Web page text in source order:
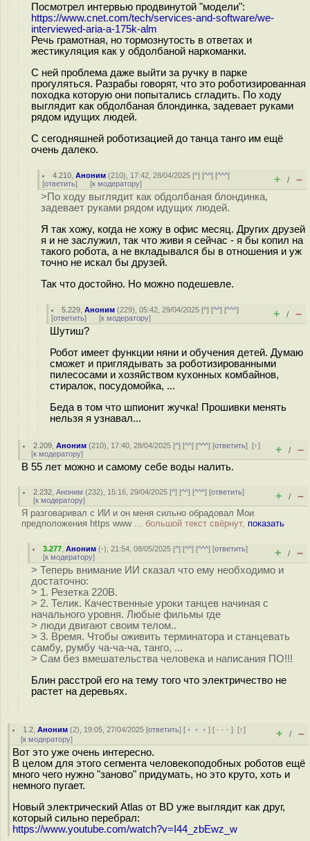
Посмотрел интервью продвинутой "модели":
https://www.cnet.com/tech/services-and-software/we-
interviewed-aria-a-175k-alm
Речь грамотная, но тормознутость в ответах и
жестикуляция как у обдолбаной наркоманки.
С ней проблема даже выйти за ручку в парке
прогуляться. Разрабы говорят, что это роботизированная
походка которую они попытались сгладить. По ходу
выглядит как обдолбаная блондинка, задевает руками
рядом идущих людей.
С сегодняшней роботизацией до танца танго им ещё
очень далеко.
4.210 ,Аноним (210), 17:42, 28/04/2025 [^] [^^] [^^^]
[ответить] [к модератору] + / –
>По ходу выглядит как обдолбаная блондинка,
задевает руками рядом идущих людей.
Я так хожу, когда не хожу в офис месяц. Других друзей
я и не заслужил, так что живи я сейчас - я бы копил на
такого робота, а не вкладывался бы в отношения и уж
точно не искал бы друзей.
Так что достойно. Но можно подешевле.
5.229 ,Аноним (229), 05:42, 29/04/2025 [^] [^^] [^^^]
[ответить] [к модератору] + / –
Шутиш?
Робот имеет функции няни и обучения детей. Думаю
сможет и приглядывать за роботизированными
пилесосами и хозяйством кухонных комбайнов,
стиралок, посудомойка, ...
Беда в том что шпионит жучка! Прошивки менять
нельзя я узнавал...
2.209 ,Аноним (210), 17:40, 28/04/2025 [^] [^^] [^^^] [ответить][↑]
[к модератору] + / –
В 55 лет можно и самому себе воды налить.
2.232 ,Аноним (232), 15:16, 29/04/2025 [^] [^^] [^^^] [ответить]
[к модератору] + / –
Я разговаривал с ИИ и он меня сильно обрадовал Мои
предположения https www ... большой текст свёрнут, показать
3.277 ,Аноним (-), 21:54, 08/05/2025 [^] [^^] [^^^] [ответить]
[к модератору] + / –
> Теперь внимание ИИ сказал что ему необходимо и
достаточно:
> 1. Резетка 220В.
> 2. Телик. Качественные уроки танцев начиная с
начального уровня. Любые фильмы где
> люди двигают своим телом..
> 3. Время. Чтобы оживить терминатора и станцевать
самбу, румбу ча-ча-ча, танго, ...
> Сам без вмешательства человека и написания ПО!!!
Блин расстрой его на тему того что электричество не
растет на деревьях.
1.2 ,Аноним (2), 19:05, 27/04/2025 [ответить] [ ﹢﹢﹢] [ · · ·][↑]
[к модератору] + / –
Вот это уже очень интересно.
В целом для этого сегмента человекоподобных роботов ещё
много чего нужно "заново" придумать, но это круто, хоть и
немного пугает.
Новый электрический Atlas от BD уже выглядит как друг,
который сильно перебрал:
https://www.youtube.com/watch?v=I44_zbEwz_w